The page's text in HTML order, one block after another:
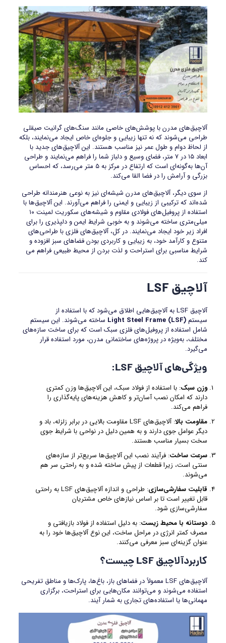
آلاچیق‌های مدرن با پوشش‌های خاصی مانند سنگ‌های گرانیت صیقلی
طراحی می‌شوند که نه تنها زیبایی و جلوه‌ای خاص ایجاد می‌نمایند، بلکه
از لحاظ دوام و طول عمر نیز مناسب هستند. این آلاچیق‌های جدید با
ابعاد ۱۵ در ۷ متر، فضای وسیع و دلباز شما را فراهم می‌نمایند و طراحی
آن‌ها به‌گونه‌ای است که ارتفاع در مرکز به ۵ متر می‌رسد، که احساس
بزرگی و آرامش را در فضا القا می‌کند.
از سوی دیگر، آلاچیق‌های مدرن شیشه‌ای نیز به نوعی هنرمندانه طراحی
شده‌اند که ترکیبی از زیبایی و ایمنی را فراهم می‌آورند. این آلاچیق‌ها با
استفاده از پروفیل‌های فولادی مقاوم و شیشه‌های سکوریت لمینت ۱۰
میلی‌متری ساخته می‌شوند و به‌ خوبی شرایط ایمن و دلپذیری را برای
افراد زیر خود ایجاد می‌نمایند. در کل، آلاچیق‌های فلزی با طراحی‌های
متنوع و کارآمد خود، به زیبایی و کاربردی بودن فضاهای سبز افزوده و
شرایط مناسبی برای استراحت و لذت بردن از محیط طبیعی فراهم می
کند.
آلاچیق
آلاچیق LSF به آلاچیق‌هایی اطلاق می‌شود که با استفاده از
سیستمLight Steel Frame (LSF) ساخته می‌شوند. این سیستم
شامل استفاده از پروفیل‌های فلزی سبک است که برای ساخت سازه‌های
مختلف، به‌ویژه در پروژه‌های ساختمانی مدرن، مورد استفاده قرار
می‌گیرد.
ویژگی‌های آلاچیق LSF:
وزن سبک: با استفاده از فولاد سبک، این آلاچیق‌ها وزن کمتری
دارند که امکان نصب آسان‌تر و کاهش هزینه‌های پایه‌گذاری را
فراهم می‌کند.
مقاومت بالا
: آلاچیق‌های LSF مقاومت بالایی در برابر زلزله، باد و
دیگر عوامل جوی دارند و به همین دلیل در نواحی با شرایط جوی
سخت بسیار مناسب هستند.
سرعت ساخت: فرآیند نصب این آلاچیق‌ها سریع‌تر از سازه‌های
سنتی است، زیرا قطعات از پیش ساخته شده و به راحتی سر هم
می‌شوند.
قابلیت سفارشی‌سازی
: طراحی و اندازه آلاچیق‌های LSF به راحتی
قابل تغییر است تا بر اساس نیازهای خاص مشتریان
سفارشی‌سازی شود.
دوستانه با محیط زیست: به دلیل استفاده از فولاد بازیافتی و
مصرف کمتر انرژی در مراحل ساخت، این نوع آلاچیق‌ها خود را به
عنوان گزینه‌ای سبز معرفی می‌کنند.
کاربردآلاچیق LSF چیست؟
آلاچیق‌های LSF معمولاً در فضاهای باز، باغ‌ها، پارک‌ها و مناطق تفریحی
استفاده می‌شوند و می‌توانند مکان‌هایی برای استراحت، برگزاری
مهمانی‌ها یا استفاده‌های تجاری به شمار آیند.